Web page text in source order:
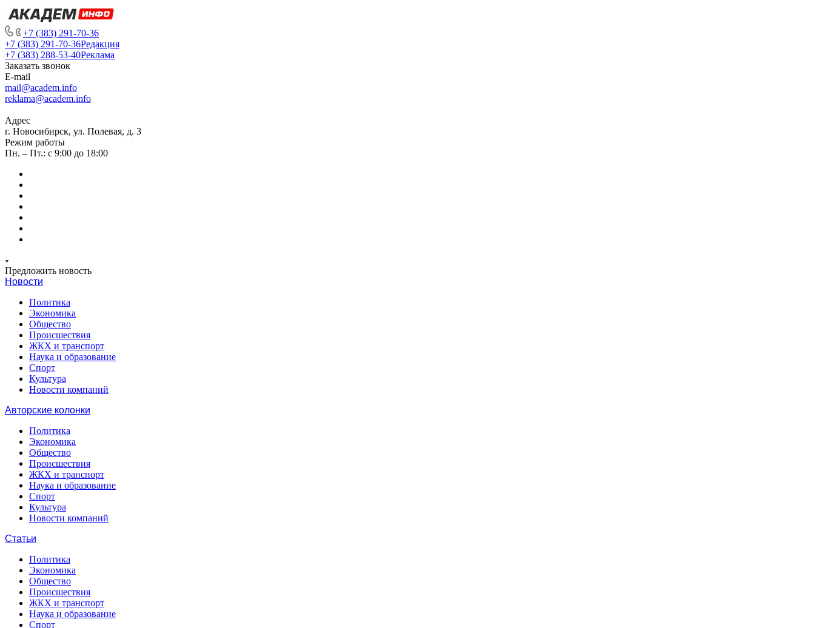
+7 (383) 291-70-36
+7 (383) 291-70-36Редакция
+7 (383) 288-53-40Реклама
Заказать звонок
E-mail
mail@academ.info
reklama@academ.info
Адрес
г. Новосибирск, ул. Полевая, д. 3
Режим работы
Пн. – Пт.: с 9:00 до 18:00
Предложить новость
Новости
Политика
Экономика
Общество
Происшествия
ЖКХ и транспорт
Наука и образование
Спорт
Культура
Новости компаний
Авторские колонки
Политика
Экономика
Общество
Происшествия
ЖКХ и транспорт
Наука и образование
Спорт
Культура
Новости компаний
Статьи
Политика
Экономика
Общество
Происшествия
ЖКХ и транспорт
Наука и образование
Спорт